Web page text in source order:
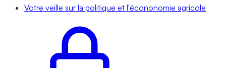
Votre veille sur la politique et l'écononomie agricole